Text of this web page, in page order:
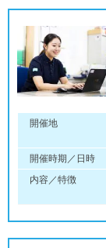
開催地
開催時期／日時
内容／特徴